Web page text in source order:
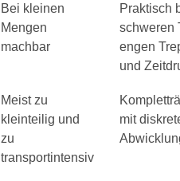
Bei kleinen
Mengen
machbar
Praktisch
schweren
engen
und
Meist zu
kleinteilig und
zu
transportintensiv
mit